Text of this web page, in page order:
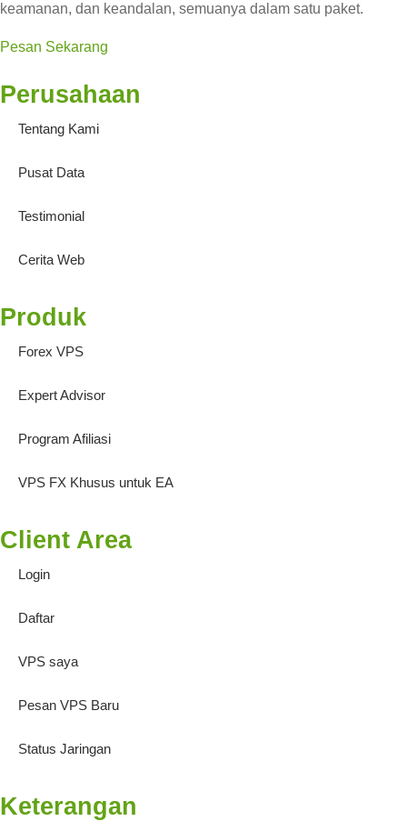
keamanan, dan keandalan, semuanya dalam satu paket.
Pesan Sekarang
Perusahaan
Tentang Kami
Pusat Data
Testimonial
Cerita Web
Produk
Forex VPS
Expert Advisor
Program Afiliasi
VPS FX Khusus untuk EA
Client Area
Login
Daftar
VPS saya
Pesan VPS Baru
Status Jaringan
Keterangan